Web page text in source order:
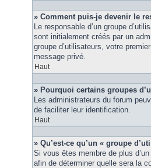
» Comment puis-je devenir le
Le responsable d’un groupe
sont initialement créés par un
groupe d’utilisateurs, votre
message privé.
Haut
» Pourquoi certains groupes
Les administrateurs du forum
de faciliter leur identification.
Haut
» Qu’est-ce qu’un « groupe
Si vous êtes membre de plus
afin de déterminer quelle sera la